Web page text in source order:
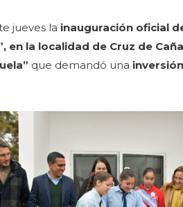
jueves la inauguración oficial
en la localidad de Cruz de Caña
que demandó una